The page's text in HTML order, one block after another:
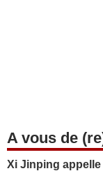
A vous de
Xi Jinping appelle